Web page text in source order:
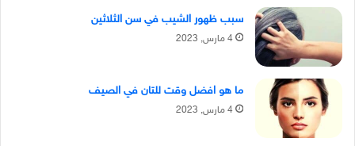
سبب ظهور الشيب في سن الثلاثين
4 مارس, 2023
ما هو افضل وقت للتان في الصيف
4 مارس, 2023